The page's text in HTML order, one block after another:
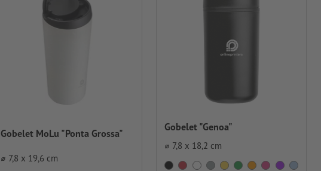
Gobelet MoLu "Ponta Grossa"
⌀ 7,8 x 19,6 cm
Gobelet "Genoa"
⌀ 7,8 x 18,2 cm